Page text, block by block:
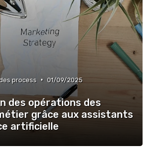
process • 01/09/2025
des opérations des
grâce aux assistants
artificielle